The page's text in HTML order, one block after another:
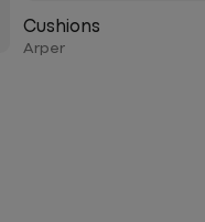
Cushions
Arper